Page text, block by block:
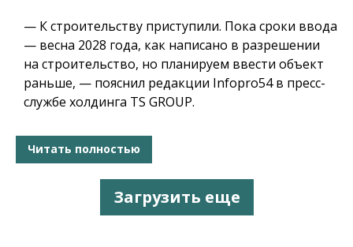
— К строительству приступили. Пока сроки ввода
— весна 2028 года, как написано в разрешении
на строительство, но планируем ввести объект
раньше, — пояснил редакции Infopro54 в пресс-
службе холдинга TS GROUP.
Читать полностью
Загрузить еще